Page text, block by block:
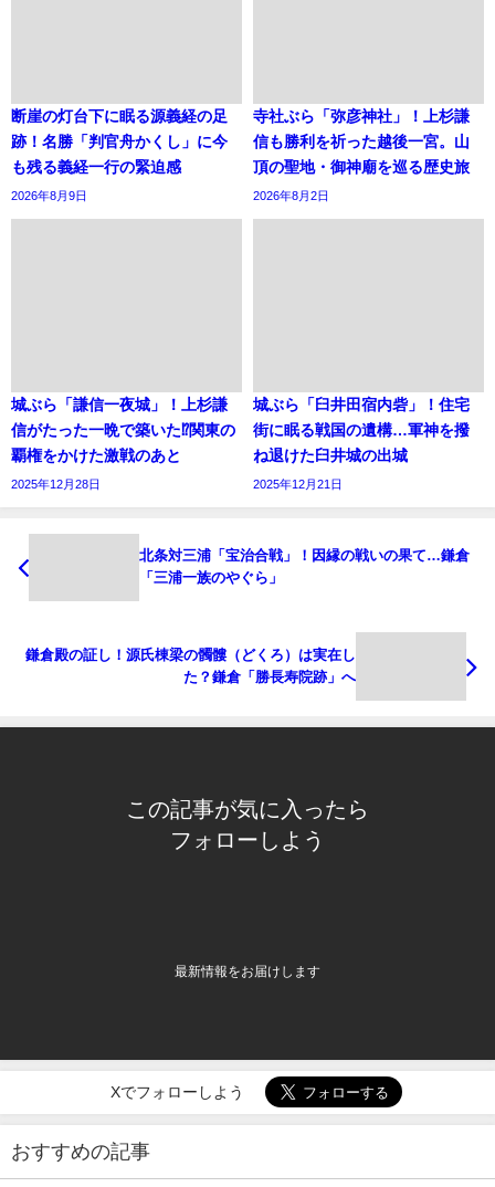
断崖の灯台下に眠る源義経の足
跡！名勝「判官舟かくし」に今
も残る義経一行の緊迫感
2026年8月9日
寺社ぶら「弥彦神社」！上杉謙
信も勝利を祈った越後一宮。山
頂の聖地・御神廟を巡る歴史旅
2026年8月2日
城ぶら「謙信一夜城」！上杉謙
信がたった一晩で築いた⁉関東の
覇権をかけた激戦のあと
2025年12月28日
城ぶら「臼井田宿内砦」！住宅
街に眠る戦国の遺構…軍神を撥
ね退けた臼井城の出城
2025年12月21日
北条対三浦「宝治合戦」！因縁の戦いの果て…鎌倉
「三浦一族のやぐら」
鎌倉殿の証し！源氏棟梁の髑髏（どくろ）は実在し
た？鎌倉「勝長寿院跡」へ
この記事が気に入ったら
フォローしよう
最新情報をお届けします
Xでフォローしよう
おすすめの記事